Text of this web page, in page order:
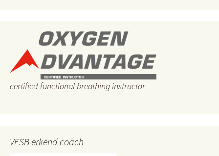
certified functional breathing instructor
VESB erkend coach